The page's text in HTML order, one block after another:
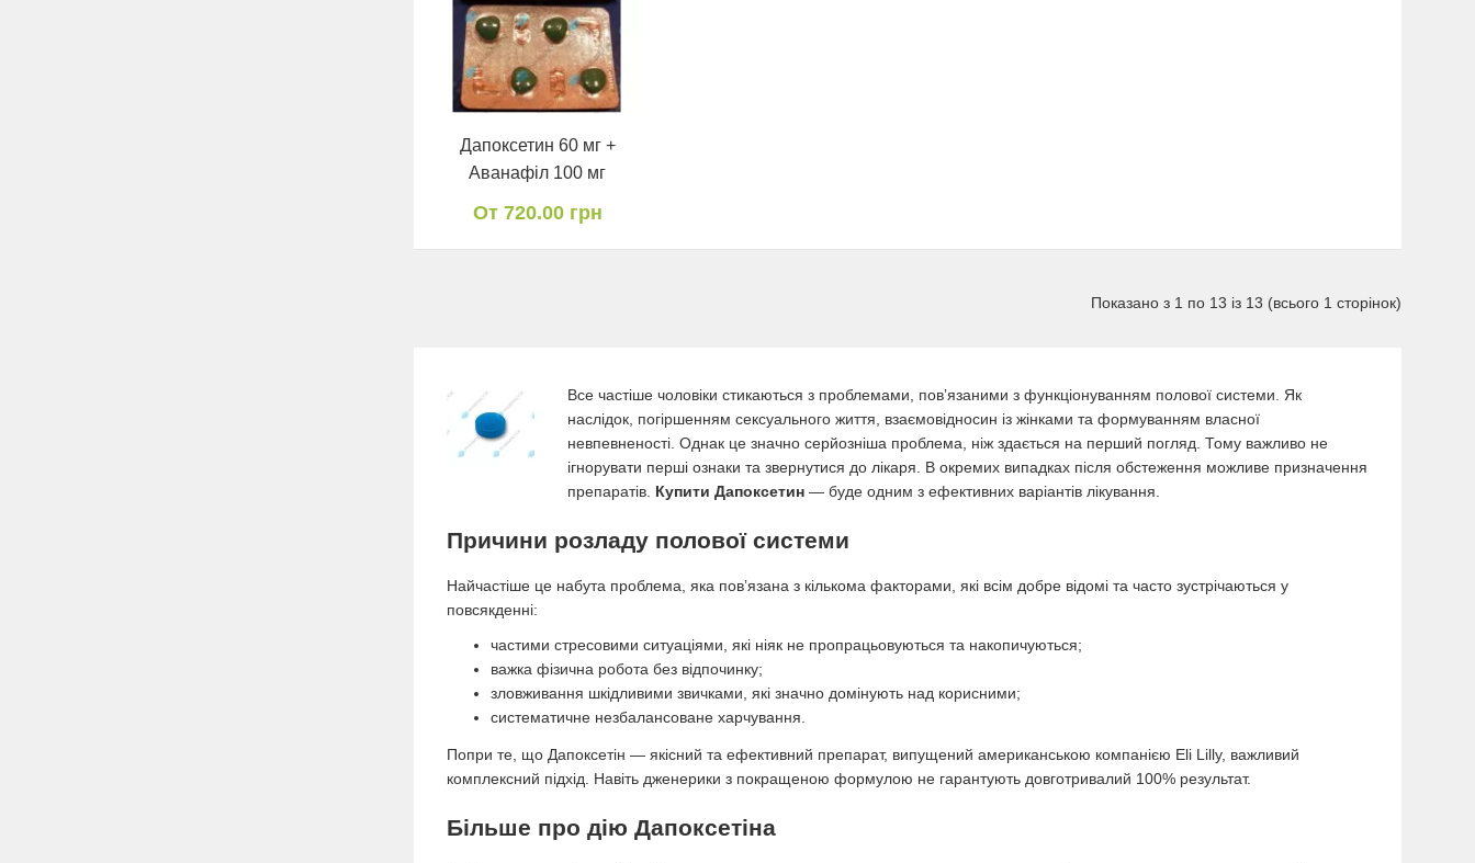
Дапоксетин 60 мг +
Аванафіл 100 мг
От 720.00 грн
Показано з 1 по 13 із 13 (всього 1 сторінок)
Все частіше чоловіки стикаються з проблемами, повʼязаними з функціонуванням полової системи. Як
наслідок, погіршенням сексуального життя, взаємовідносин із жінками та формуванням власної
невпевненості. Однак це значно серйозніша проблема, ніж здається на перший погляд. Тому важливо не
ігнорувати перші ознаки та звернутися до лікаря. В окремих випадках після обстеження можливе призначення
препаратів. Купити Дапоксетин — буде одним з ефективних варіантів лікування.
Причини розладу полової системи
Найчастіше це набута проблема, яка повʼязана з кількома факторами, які всім добре відомі та часто зустрічаються у
повсякденні:
частими стресовими ситуаціями, які ніяк не пропрацьовуються та накопичуються;
важка фізична робота без відпочинку;
зловживання шкідливими звичками, які значно домінують над корисними;
систематичне незбалансоване харчування.
Попри те, що Дапоксетін — якісний та ефективний препарат, випущений американською компанією Eli Lilly, важливий
комплексний підхід. Навіть дженерики з покращеною формулою не гарантують довготривалий 100% результат.
Більше про дію Дапоксетіна